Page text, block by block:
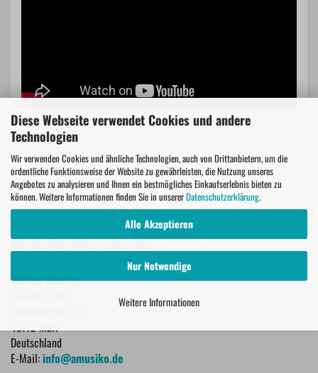
Diese Webseite verwendet Cookies und andere
Technologien
Wir verwenden Cookies und ähnliche Technologien, auch von Drittanbietern, um die
ordentliche Funktionsweise der Website zu gewährleisten, die Nutzung unseres
Angebotes zu analysieren und Ihnen ein bestmögliches Einkaufserlebnis bieten zu
können. Weitere Informationen finden Sie in unsererDatenschutzerklärung.
Alle Akzeptieren
Nur Notwendige
Weitere Informationen
PROBESEITEN
Hersteller Informationen
Edition Avantus
45772 Marl
Deutschland
E-Mail:info@amusiko.de